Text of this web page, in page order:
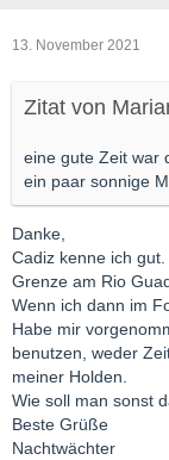
13. November 2021
Zitat von
eine gute Zeit war
ein paar sonnige
Danke,
Cadiz kenne ich
Grenze am Rio
Wenn ich dann im
Habe mir
benutzen, weder
meiner Holden.
Wie soll man sonst
Beste Grüße
Nachtwächter